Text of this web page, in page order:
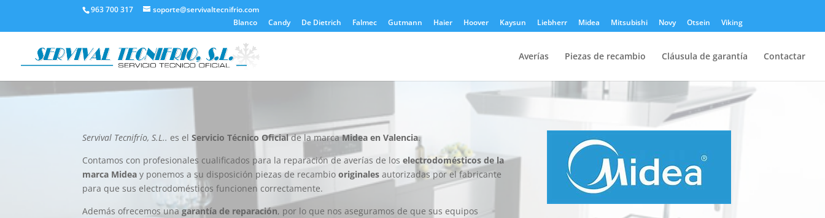
963 700 317
soporte@servivaltecnifrio.com
Blanco
Candy De Dietrich Falmec Gutmann Haier Hoover Kaysun Liebherr Midea Mitsubishi Novy Otsein Viking
Averías Piezas de recambio Cláusula de garantía Contactar
Servival Tecnifrío, S.L.. es elServicio Técnico Oficialde la marcaMidea en Valencia.
Contamos con profesionales cualificados para la reparación de averías de loselectrodomésticos de la
marca Midea y ponemos a su disposición piezas de recambiooriginales autorizadas por el fabricante
para que sus electrodomésticos funcionen correctamente.
Además ofrecemos unagarantía de reparación, por lo que nos aseguramos de que sus equipos